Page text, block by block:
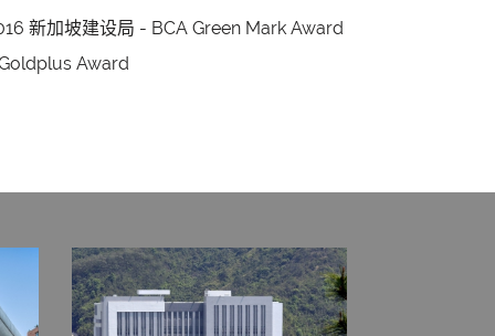
新加坡建设局 - BCA Green Mark Award
Award